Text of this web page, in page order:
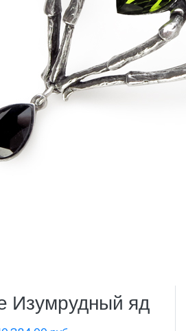
Изумрудный яд